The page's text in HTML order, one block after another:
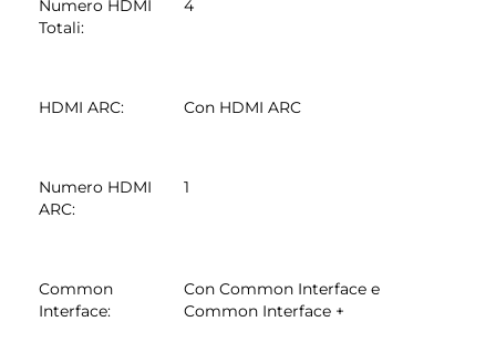
Numero HDMI
Totali:
4
HDMI ARC: Con HDMI ARC
Numero HDMI
ARC:
1
Common
Interface:
Con Common Interface e
Common Interface +